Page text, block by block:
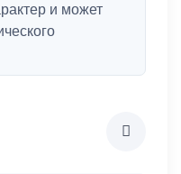
и может